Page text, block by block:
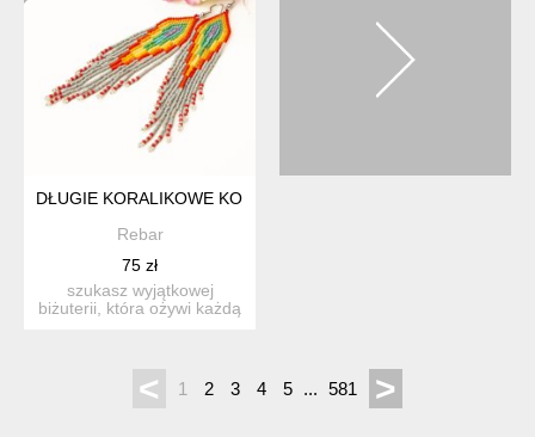
DŁUGIE KORALIKOWE KOLCZYKI INDIAŃCE TĘCZOWO-SZARE
Rebar
75 zł
szukasz wyjątkowej
biżuterii, która ożywi każdą
< 1 2 3 4 5 ... 581 >